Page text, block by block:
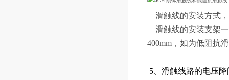
滑触线的安装方式
滑触线的安装支架一
400mm，如为低阻抗
5、滑触线路的电压降